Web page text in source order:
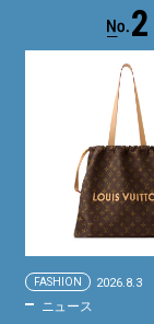
2
FASHION 2026.8.3
ニュース